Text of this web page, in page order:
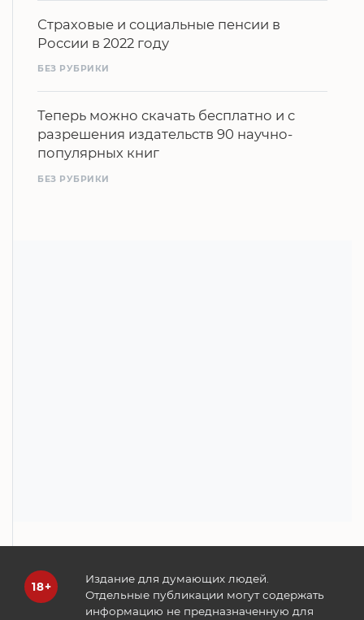
Страховые и социальные пенсии в
России в 2022 году
БЕЗ РУБРИКИ
Теперь можно скачать бесплатно и с
разрешения издательств 90 научно-
популярных книг
БЕЗ РУБРИКИ
Издание для думающих людей.
Отдельные публикации могут содержать
информацию не предназначенную для